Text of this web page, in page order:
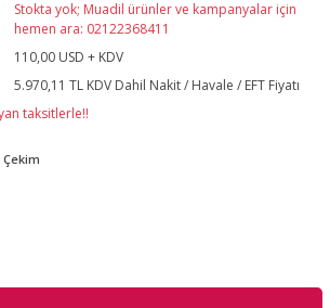
Stokta yok; Muadil ürünler ve kampanyalar için
hemen ara: 02122368411
110,00 USD + KDV
5.970,11 TL KDV Dahil Nakit / Havale / EFT Fiyatı
taksitlerle!!
Çekim